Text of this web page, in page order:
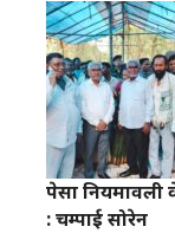
पेसा नियमावली
: चम्पाई सोरेन